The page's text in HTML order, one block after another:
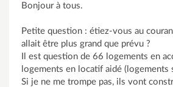
Bonjour à tous.
Petite question : étiez-vous au
allait être plus grand que prévu ?
Il est question de 66 logements en
logements en locatif aidé (logements
Si je ne me trompe pas, ils vont